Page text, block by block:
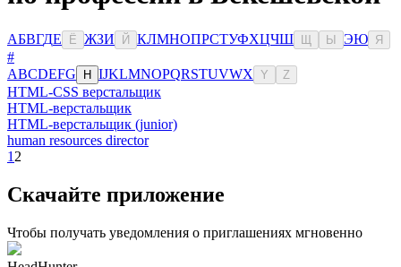
АБВГДЕ Ё ЖЗИ Й КЛМНОПРСТУФХЦЧШ Ы ЭЮ Я
#
ABCDEFG H IJKLMNOPQRSTUVWX Y Z
HTML-CSS верстальщик
HTML-верстальщик
HTML-верстальщик (junior)
human resources director
1 2
Скачайте приложение
Чтобы получать уведомления о приглашениях мгновенно